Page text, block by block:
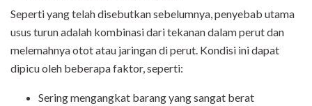
Seperti yang telah disebutkan sebelumnya, penyebab utama
usus turun adalah kombinasi dari tekanan dalam perut dan
melemahnya otot atau jaringan di perut. Kondisi ini dapat
dipicu oleh beberapa faktor, seperti:
Sering mengangkat barang yang sangat berat